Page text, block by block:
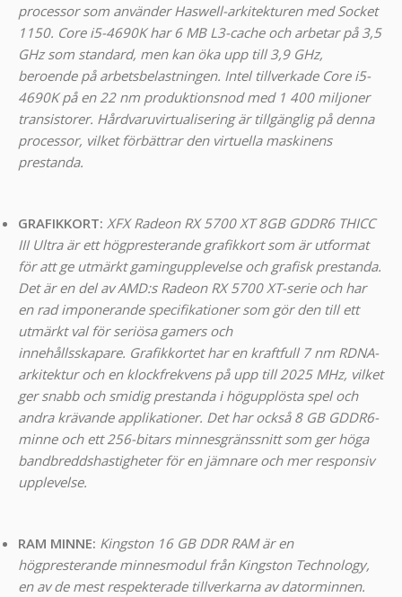
processor som använder Haswell-arkitekturen med Socket
1150. Core i5-4690K har 6 MB L3-cache och arbetar på 3,5
GHz som standard, men kan öka upp till 3,9 GHz,
beroende på arbetsbelastningen. Intel tillverkade Core i5-
4690K på en 22 nm produktionsnod med 1 400 miljoner
transistorer. Hårdvaruvirtualisering är tillgänglig på denna
processor, vilket förbättrar den virtuella maskinens
prestanda.
GRAFIKKORT: XFX Radeon RX 5700 XT 8GB GDDR6 THICC
III Ultra är ett högpresterande grafikkort som är utformat
för att ge utmärkt gamingupplevelse och grafisk prestanda.
Det är en del av AMD:s Radeon RX 5700 XT-serie och har
en rad imponerande specifikationer som gör den till ett
utmärkt val för seriösa gamers och
innehållsskapare. Grafikkortet har en kraftfull 7 nm RDNA-
arkitektur och en klockfrekvens på upp till 2025 MHz, vilket
ger snabb och smidig prestanda i högupplösta spel och
andra krävande applikationer. Det har också 8 GB GDDR6-
minne och ett 256-bitars minnesgränssnitt som ger höga
bandbreddshastigheter för en jämnare och mer responsiv
upplevelse.
RAM MINNE: Kingston 16 GB DDR RAM är en
högpresterande minnesmodul från Kingston Technology,
en av de mest respekterade tillverkarna av datorminnen.